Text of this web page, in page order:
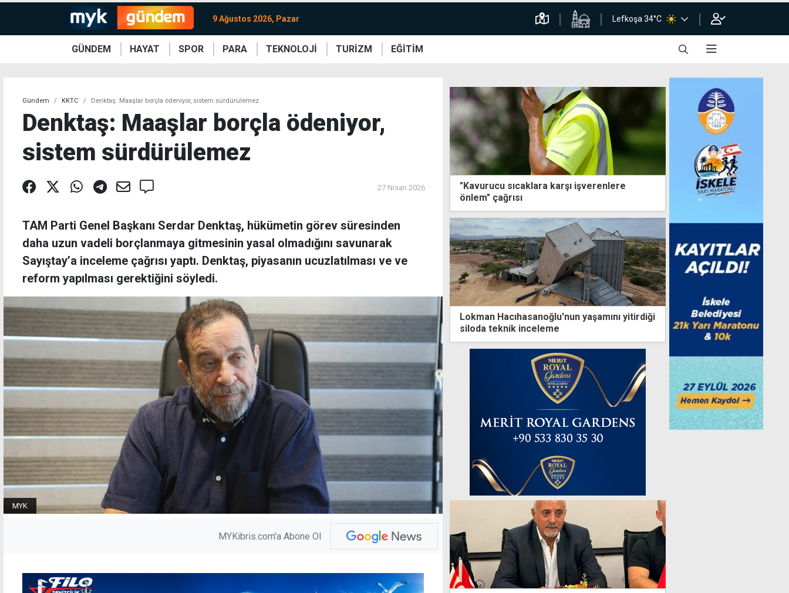
9 Ağustos 2026, Pazar Lefkoşa 34°C
GÜNDEM HAYAT SPOR PARA TEKNOLOJİ TURİZM EĞİTİM
Gündem KKTC Denktaş: Maaşlar borçla ödeniyor, sistem sürdürülemez
Denktaş: Maaşlar borçla ödeniyor,
sistem sürdürülemez
27 Nisan 2026
TAM Parti Genel Başkanı Serdar Denktaş, hükümetin görev süresinden
daha uzun vadeli borçlanmaya gitmesinin yasal olmadığını savunarak
Sayıştay’a inceleme çağrısı yaptı. Denktaş, piyasanın ucuzlatılması ve ve
reform yapılması gerektiğini söyledi.
MYK
MYKibris.com'a Abone Ol
"Kavurucu sıcaklara karşı işverenlere
önlem" çağrısı
Lokman Hacıhasanoğlu'nun yaşamını yitirdiği
siloda teknik inceleme